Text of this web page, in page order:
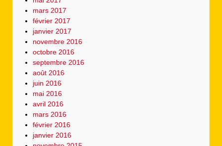
mars 2017
février 2017
janvier 2017
novembre 2016
octobre 2016
septembre 2016
août 2016
juin 2016
mai 2016
avril 2016
mars 2016
février 2016
janvier 2016